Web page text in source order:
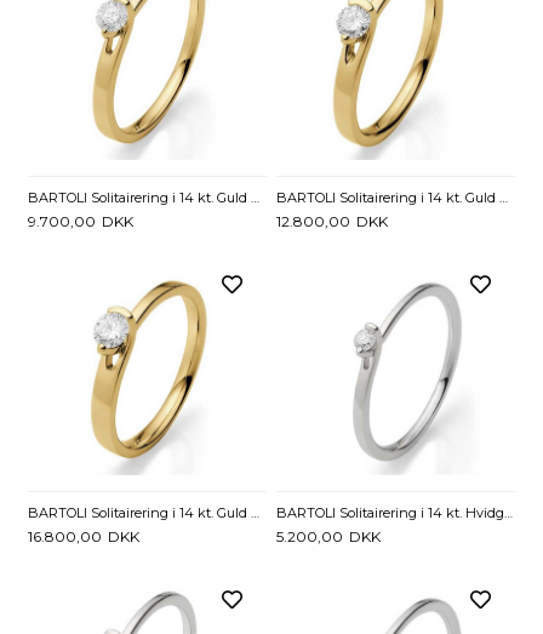
BARTOLI Solitairering i 14 kt. Guld med Diamant - 0,16 ct
9.700,00 DKK
BARTOLI Solitairering i 14 kt. Guld med Diamant - 0,21 ct.
12.800,00 DKK
BARTOLI Solitairering i 14 kt. Guld med Diamant - 0,26 ct.
16.800,00 DKK
BARTOLI Solitairering i 14 kt. Hvidguld med Diamant - 0,05 ct.
5.200,00 DKK